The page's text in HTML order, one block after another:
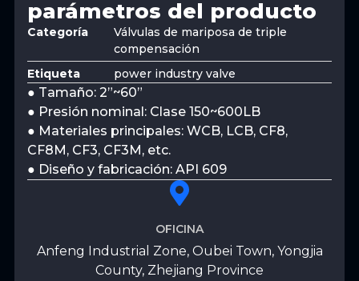
parámetros del producto
Categoría
Válvulas de mariposa de triple
compensación
Etiqueta
power industry valve
● Tamaño: 2”~60”
● Presión nominal: Clase 150~600LB
● Materiales principales: WCB, LCB, CF8,
CF8M, CF3, CF3M, etc.
● Diseño y fabricación: API 609
OFICINA
Anfeng Industrial Zone, Oubei Town, Yongjia
County, Zhejiang Province